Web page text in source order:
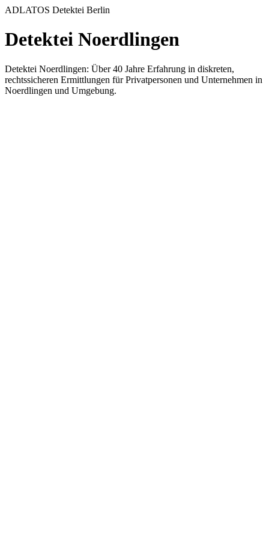
ADLATOS Detektei Berlin
Detektei Noerdlingen
Detektei Noerdlingen: Über 40 Jahre Erfahrung in diskreten,
rechtssicheren Ermittlungen für Privatpersonen und Unternehmen in
Noerdlingen und Umgebung.